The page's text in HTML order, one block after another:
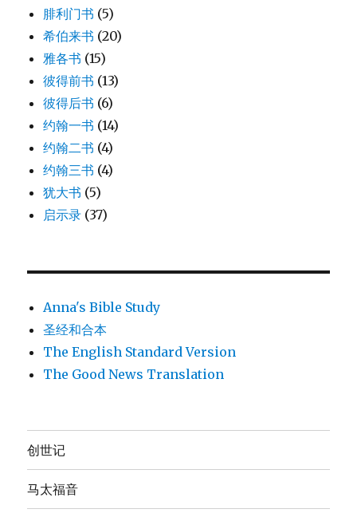
腓利门书 (5)
希伯来书 (20)
雅各书 (15)
彼得前书 (13)
彼得后书 (6)
约翰一书 (14)
约翰二书 (4)
约翰三书 (4)
犹大书 (5)
启示录 (37)
Anna's Bible Study
圣经和合本
The English Standard Version
The Good News Translation
创世记
马太福音